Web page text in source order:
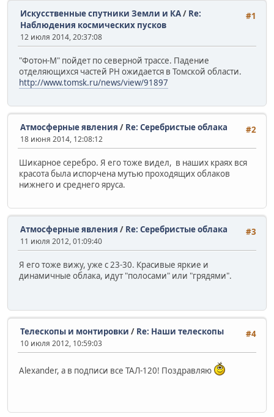
#1
Искусственные спутники Земли и КА/ Re:
Наблюдения космических пусков
12 июля 2014, 20:37:08
"Фотон-М" пойдет по северной трассе. Падение
отделяющихся частей РН ожидается в Томской области.
http://www.tomsk.ru/news/view/91897
#2
Атмосферные явления / Re: Серебристые облака
18 июня 2014, 12:08:12
Шикарное серебро. Я его тоже видел, в наших краях вся
красота была испорчена мутью проходящих облаков
нижнего и среднего яруса.
#3
Атмосферные явления / Re: Серебристые облака
11 июля 2012, 01:09:40
Я его тоже вижу, уже с 23-30. Красивые яркие и
динамичные облака, идут "полосами" или "грядями".
#4
Телескопы и монтировки / Re: Наши телескопы
10 июля 2012, 10:59:03
Alexander, а в подписи все ТАЛ-120! Поздравляю